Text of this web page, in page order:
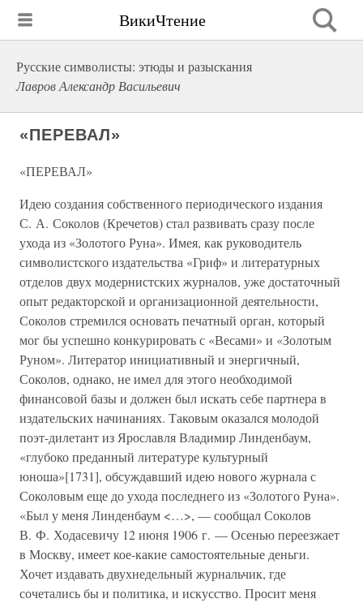
ВикиЧтение
Русские символисты: этюды и разыскания
Лавров Александр Васильевич
«ПЕРЕВАЛ»
«ПЕРЕВАЛ»
Идею создания собственного периодического издания
С. А. Соколов (Кречетов) стал развивать сразу после
ухода из «Золотого Руна». Имея, как руководитель
символистского издательства «Гриф» и литературных
отделов двух модернистских журналов, уже достаточный
опыт редакторской и организационной деятельности,
Соколов стремился основать печатный орган, который
мог бы успешно конкурировать с «Весами» и «Золотым
Руном». Литератор инициативный и энергичный,
Соколов, однако, не имел для этого необходимой
финансовой базы и должен был искать себе партнера в
издательских начинаниях. Таковым оказался молодой
поэт-дилетант из Ярославля Владимир Линденбаум,
«глубоко преданный литературе культурный
юноша»[1731], обсуждавший идею нового журнала с
Соколовым еще до ухода последнего из «Золотого Руна».
«Был у меня Линденбаум <…>, — сообщал Соколов
В. Ф. Ходасевичу 12 июня 1906 г. — Осенью переезжает
в Москву, имеет кое-какие самостоятельные деньги.
Хочет издавать двухнедельный журнальчик, где
сочетались бы и политика, и искусство. Просит меня